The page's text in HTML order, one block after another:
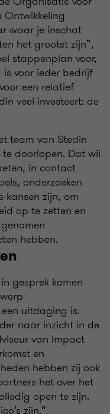
Ontwikkeling
waar je inschat
het grootst zijn”,
stappenplan voor,
voor ieder bedrijf
een relatief
veel investeert: de
team van Stedin
doorlopen. Dat wil
in contact
onderzoeken
kansen zijn, om
op te zetten en
hebben.
gesprek komen
uitdaging is.
naar inzicht in de
van Impact
en
hebben zij ook
het over het
open te zijn.
zijn.”